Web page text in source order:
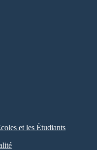
et les Étudiants